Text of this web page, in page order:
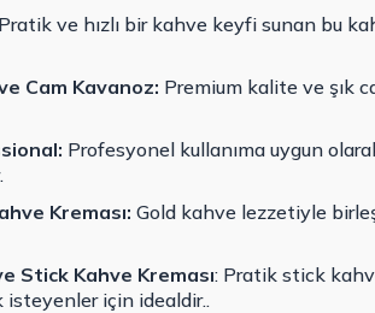
Pratik ve hızlı bir kahve keyfi sunan bu
Cam Kavanoz: Premium kalite ve şık
Profesyonel kullanıma uygun
Kreması: Gold kahve lezzetiyle
Stick Kahve Kreması: Pratik stick
için idealdir..